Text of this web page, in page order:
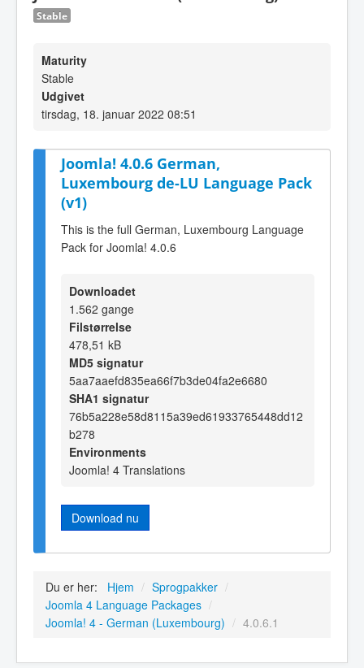
Stable
Maturity
Stable
Udgivet
tirsdag, 18. januar 2022 08:51
Joomla! 4.0.6 German,
Luxembourg de-LU Language Pack
(v1)
This is the full German, Luxembourg Language
Pack for Joomla! 4.0.6
Downloadet
1.562 gange
Filstørrelse
478,51 kB
MD5 signatur
5aa7aaefd835ea66f7b3de04fa2e6680
SHA1 signatur
76b5a228e58d8115a39ed61933765448dd12
b278
Environments
Joomla! 4 Translations
Download nu
Du er her: Hjem / Sprogpakker /
Joomla 4 Language Packages /
Joomla! 4 - German (Luxembourg) / 4.0.6.1